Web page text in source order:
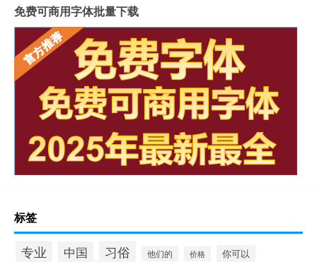
免费可商用字体批量下载
标签
专业 中国 习俗 他们的 价格 你可以